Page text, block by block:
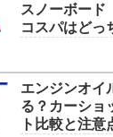
スノーボード
コスパはどっ
エンジンオ
る？カーシ
ト比較と注意